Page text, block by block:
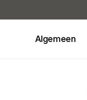
Algemeen